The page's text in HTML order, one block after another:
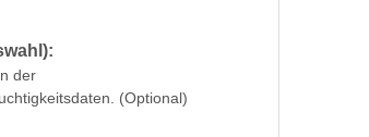
der
(Optional)